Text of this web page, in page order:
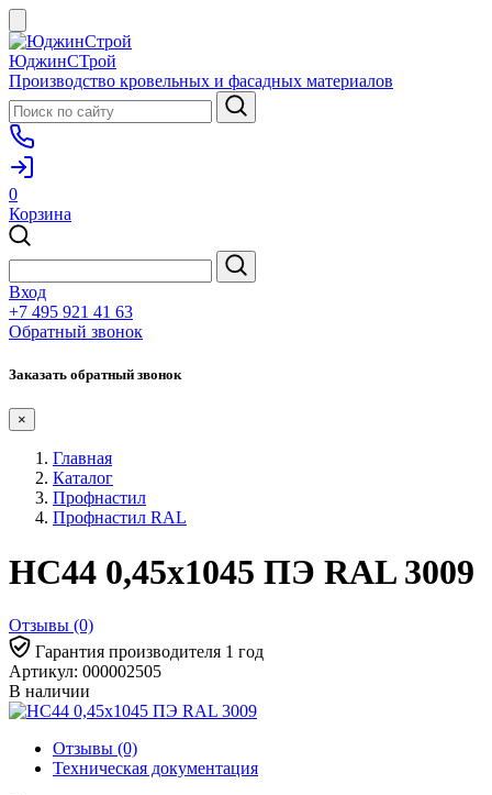
ЮджинСТрой
Производство кровельных и фасадных материалов
0
Корзина
Вход
+7 495 921 41 63
Обратный звонок
Заказать обратный звонок
×
Главная
Каталог
Профнастил
Профнастил RAL
НС44 0,45x1045 ПЭ RAL 3009
Отзывы (0)
Гарантия производителя 1 год
Артикул: 000002505
В наличии
Отзывы (0)
Техническая документация